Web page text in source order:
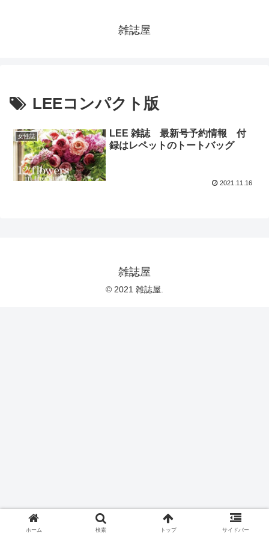
雑誌屋
LEEコンパクト版
女性誌
LEE 雑誌 最新号予約情報 付
録はレペットのトートバッグ
2021.11.16
雑誌屋
© 2021 雑誌屋.
ホーム 検索 トップ サイドバー